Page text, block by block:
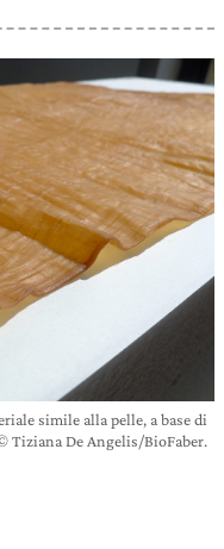
simile alla pelle, a base di
Tiziana De Angelis/BioFaber.